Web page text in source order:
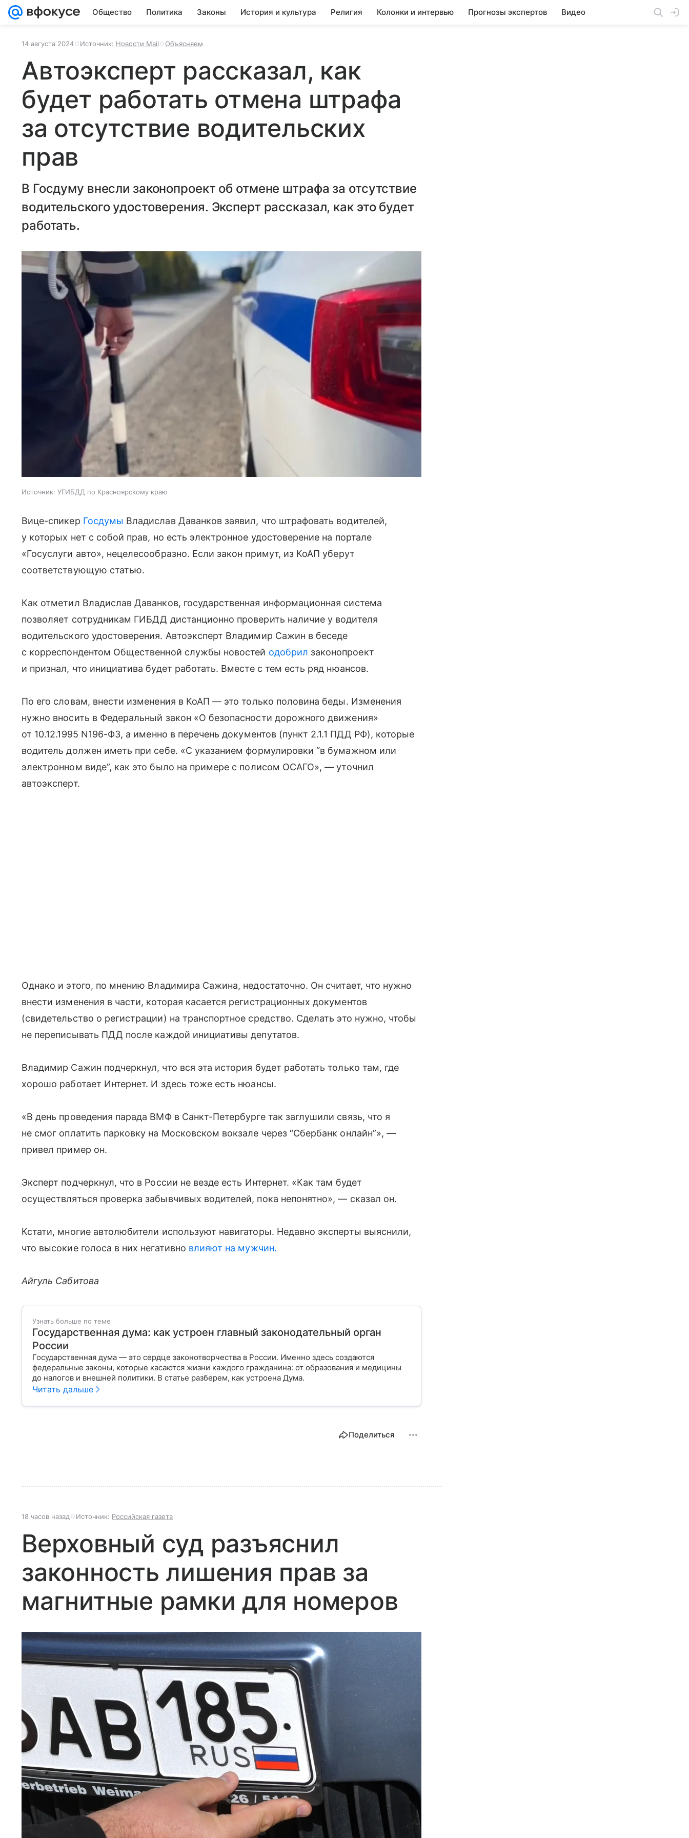
Общество Политика Законы История и культура Религия Колонки и интервью Прогнозы экспертов Видео
14 августа 2024 Источник: Новости Mail Объясняем
Автоэксперт рассказал, как
будет работать отмена штрафа
за отсутствие водительских
прав
В Госдуму внесли законопроект об отмене штрафа за отсутствие
водительского удостоверения. Эксперт рассказал, как это будет
работать.
Источник: УГИБДД по Красноярскому краю
Вице-спикер Госдумы Владислав Даванков заявил, что штрафовать водителей,
у которых нет с собой прав, но есть электронное удостоверение на портале
«Госуслуги авто», нецелесообразно. Если закон примут, из КоАП уберут
соответствующую статью.
Как отметил Владислав Даванков, государственная информационная система
позволяет сотрудникам ГИБДД дистанционно проверить наличие у водителя
водительского удостоверения. Автоэксперт Владимир Сажин в беседе
с корреспондентом Общественной службы новостей одобрил законопроект
и признал, что инициатива будет работать. Вместе с тем есть ряд нюансов.
По его словам, внести изменения в КоАП — это только половина беды. Изменения
нужно вносить в Федеральный закон «О безопасности дорожного движения»
от 10.12.1995 N196-ФЗ, а именно в перечень документов (пункт 2.1.1 ПДД РФ), которые
водитель должен иметь при себе. «С указанием формулировки “в бумажном или
электронном виде”, как это было на примере с полисом ОСАГО», — уточнил
автоэксперт.
Однако и этого, по мнению Владимира Сажина, недостаточно. Он считает, что нужно
внести изменения в части, которая касается регистрационных документов
(свидетельство о регистрации) на транспортное средство. Сделать это нужно, чтобы
не переписывать ПДД после каждой инициативы депутатов.
Владимир Сажин подчеркнул, что вся эта история будет работать только там, где
хорошо работает Интернет. И здесь тоже есть нюансы.
«В день проведения парада ВМФ в Санкт-Петербурге так заглушили связь, что я
не смог оплатить парковку на Московском вокзале через “Сбербанк онлайн”», —
привел пример он.
Эксперт подчеркнул, что в России не везде есть Интернет. «Как там будет
осуществляться проверка забывчивых водителей, пока непонятно», — сказал он.
Кстати, многие автолюбители используют навигаторы. Недавно эксперты выяснили,
что высокие голоса в них негативно влияют на мужчин.
Айгуль Сабитова
Узнать больше по теме
Государственная дума: как устроен главный законодательный орган
России
Государственная дума — это сердце законотворчества в России. Именно здесь создаются
федеральные законы, которые касаются жизни каждого гражданина: от образования и медицины
до налогов и внешней политики. В статье разберем, как устроена Дума.
Читать дальше
Поделиться
18 часов назад Источник: Российская газета
Верховный суд разъяснил
законность лишения прав за
магнитные рамки для номеров